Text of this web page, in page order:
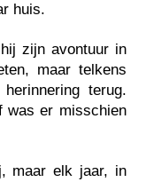
huis.
zijn avontuur in
maar telkens
terug.
was er misschien
maar elk jaar, in